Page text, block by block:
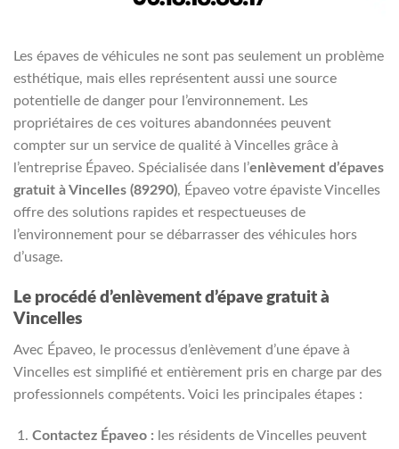
Les épaves de véhicules ne sont pas seulement un problème
esthétique, mais elles représentent aussi une source
potentielle de danger pour l’environnement. Les
propriétaires de ces voitures abandonnées peuvent
compter sur un service de qualité à Vincelles grâce à
l’entreprise Épaveo. Spécialisée dans l’enlèvement d’épaves
gratuit à Vincelles (89290), Épaveo votre épaviste Vincelles
offre des solutions rapides et respectueuses de
l’environnement pour se débarrasser des véhicules hors
d’usage.
Le procédé d’enlèvement d’épave gratuit à
Vincelles
Avec Épaveo, le processus d’enlèvement d’une épave à
Vincelles est simplifié et entièrement pris en charge par des
professionnels compétents. Voici les principales étapes :
Contactez Épaveo : les résidents de Vincelles peuvent